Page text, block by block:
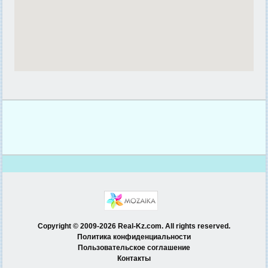
Copyright © 2009-2026 Real-Kz.com. All rights reserved.
Политика конфиденциальности
Пользовательское соглашение
Контакты